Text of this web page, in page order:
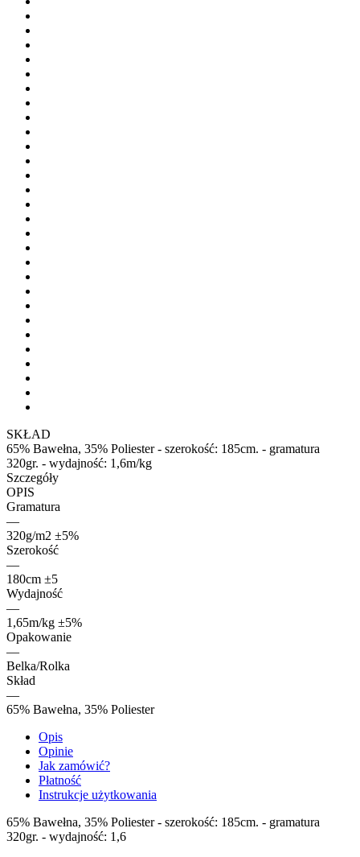
SKŁAD
65% Bawełna, 35% Poliester - szerokość: 185cm. - gramatura
320gr. - wydajność: 1,6m/kg
Szczegóły
OPIS
Gramatura
—
320g/m2 ±5%
Szerokość
—
180cm ±5
Wydajność
—
1,65m/kg ±5%
Opakowanie
—
Belka/Rolka
Skład
—
65% Bawełna, 35% Poliester
Opis
Opinie
Jak zamówić?
Płatność
Instrukcje użytkowania
65% Bawełna, 35% Poliester - szerokość: 185cm. - gramatura
320gr. - wydajność: 1,6